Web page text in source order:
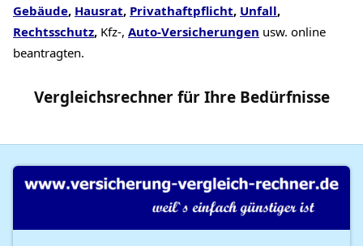
Gebäude, Hausrat, Privathaftpflicht, Unfall,
Rechtsschutz, Kfz-, Auto-Versicherungen usw. online
beantragten.
Vergleichsrechnerfür Ihre Bedürfnisse